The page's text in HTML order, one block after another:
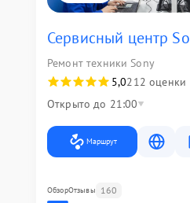
Сервисный центр
Ремонт техники Sony
5,0212 оценки
Открыто до 21:00
Маршрут
ОбзорОтзывы 160